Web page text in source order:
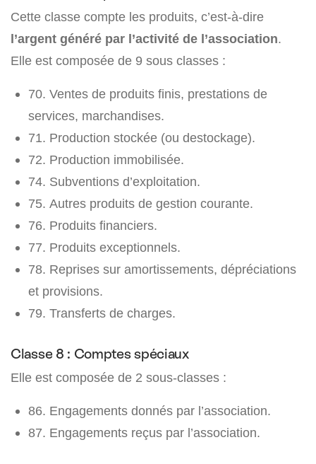
Cette classe compte les produits, c’est-à-dire
l’argent généré par l’activité de l’association.
Elle est composée de 9 sous classes :
70. Ventes de produits finis, prestations de
services, marchandises.
71. Production stockée (ou destockage).
72. Production immobilisée.
74. Subventions d’exploitation.
75. Autres produits de gestion courante.
76. Produits financiers.
77. Produits exceptionnels.
78. Reprises sur amortissements, dépréciations
et provisions.
79. Transferts de charges.
Classe 8 : Comptes spéciaux
Elle est composée de 2 sous-classes :
86. Engagements donnés par l’association.
87. Engagements reçus par l’association.